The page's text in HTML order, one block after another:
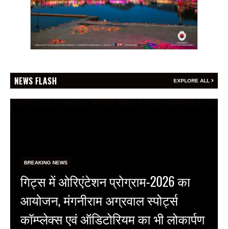
NEWS FLASH EXPLORE ALL
BREAKING NEWS
कैसा रहेगा आपका आज, क्या कहता है
भाग्यांक? 6 अगस्त, गुरुवार, 2026